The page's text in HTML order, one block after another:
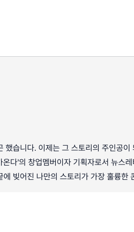
했습니다. 이제는 그 스토리의 주인공
다'의 창업멤버이자 기획자로서 뉴스
빚어진 나만의 스토리가 가장 훌륭한